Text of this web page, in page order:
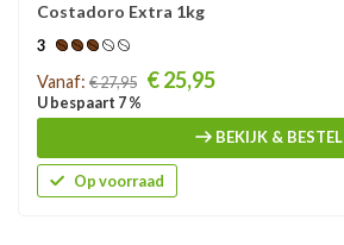
Costadoro Extra 1kg
3
Prijs
Vanaf: € 27,95 € 25,95
U bespaart 7 %
BEKIJK & BESTEL
Op voorraad